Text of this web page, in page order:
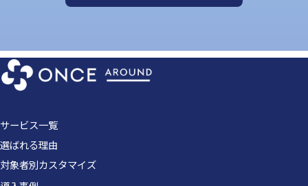
サービス一覧
選ばれる理由
対象者別カスタマイズ